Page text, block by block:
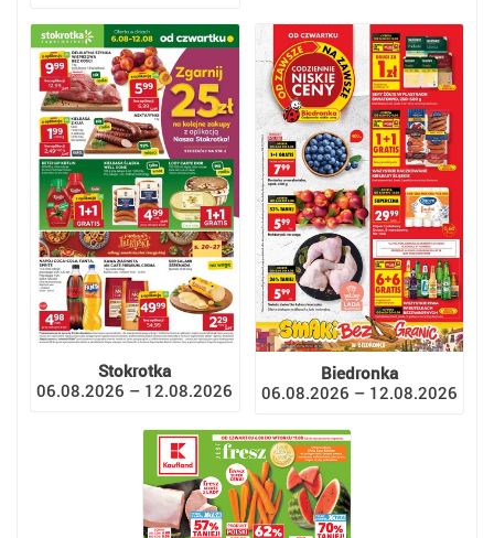
Stokrotka
06.08.2026 – 12.08.2026
Biedronka
06.08.2026 – 12.08.2026